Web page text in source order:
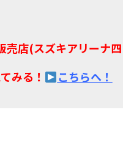
売店(スズキアリーナ
みる！
こちらへ！